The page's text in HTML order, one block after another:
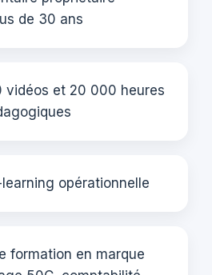
de 30 ans
vidéos et 20 000 heures
opérationnelle
formation en marque